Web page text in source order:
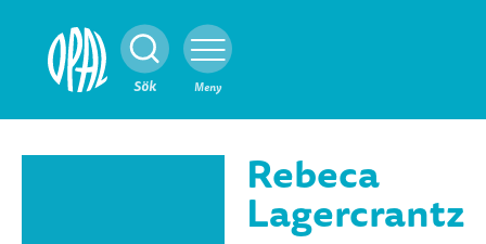
Sök
Stäng Meny
Rebeca
Lagercrantz